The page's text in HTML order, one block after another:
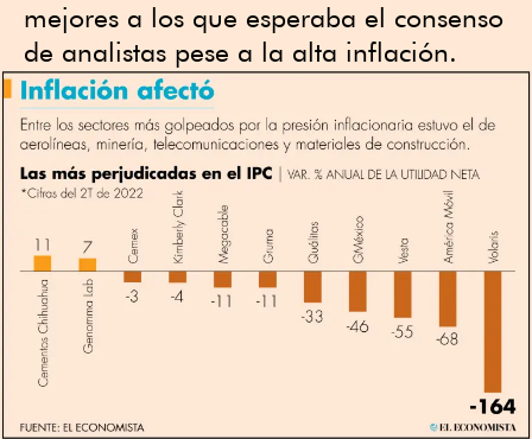
mejores a los que esperaba el consenso
de analistas pese a la alta inflación.